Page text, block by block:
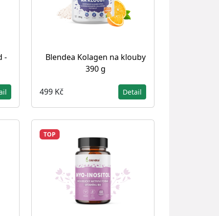
-
Blendea Kolagen na klouby
390 g
499 Kč Detail
TOP